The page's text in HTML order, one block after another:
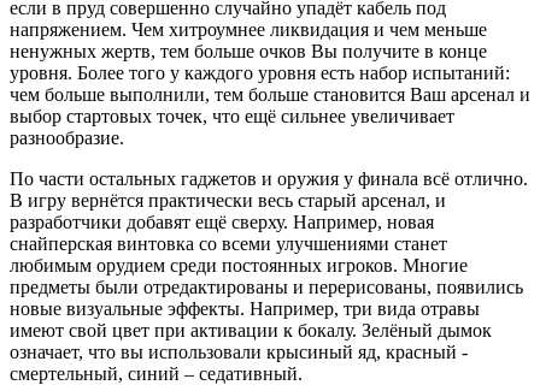
если в пруд совершенно случайно упадёт кабель под
напряжением. Чем хитроумнее ликвидация и чем меньше
ненужных жертв, тем больше очков Вы получите в конце
уровня. Более того у каждого уровня есть набор испытаний:
чем больше выполнили, тем больше становится Ваш арсенал и
выбор стартовых точек, что ещё сильнее увеличивает
разнообразие.
По части остальных гаджетов и оружия у финала всё отлично.
В игру вернётся практически весь старый арсенал, и
разработчики добавят ещё сверху. Например, новая
снайперская винтовка со всеми улучшениями станет
любимым орудием среди постоянных игроков. Многие
предметы были отредактированы и перерисованы, появились
новые визуальные эффекты. Например, три вида отравы
имеют свой цвет при активации к бокалу. Зелёный дымок
означает, что вы использовали крысиный яд, красный -
смертельный, синий – седативный.